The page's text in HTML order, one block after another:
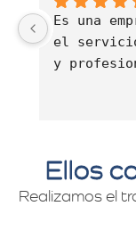
Es una
el servicio
y
Ellos
Realizamos el